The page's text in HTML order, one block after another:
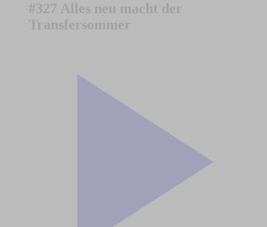
#327 Alles neu macht der
Transfersommer